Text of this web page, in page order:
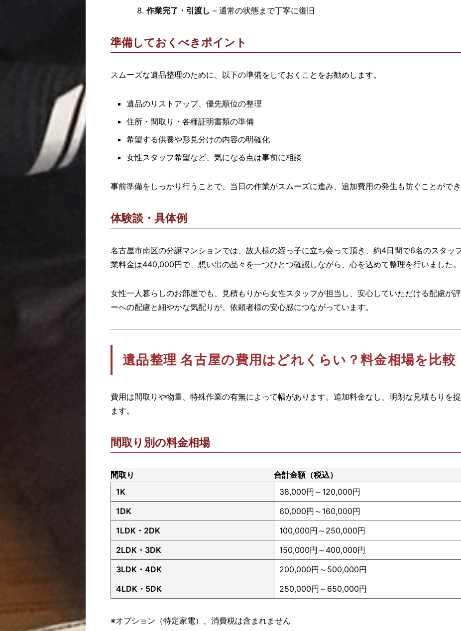
作業完了・引渡し – 通常の状態まで丁寧に復旧
準備しておくべきポイント
スムーズな遺品整理のために、以下の準備をしておくことをお勧めします。
遺品のリストアップ、優先順位の整理
住所・間取り・各種証明書類の準備
希望する供養や形見分けの内容の明確化
女性スタッフ希望など、気になる点は事前に相談
事前準備をしっかり行うことで、当日の作業がスムーズに進み、追加費用の発生も防ぐことができ
体験談・具体例
名古屋市南区の分譲マンションでは、故人様の姪っ子に立ち会って頂き、約4日間で6名のスタッ
業料金は440,000円で、想い出の品々を一つひとつ確認しながら、心を込めて整理を行いました。
女性一人暮らしのお部屋でも、見積もりから女性スタッフが担当し、安心していただける配慮が
ーへの配慮と細やかな気配りが、依頼者様の安心感につながっています。
遺品整理 名古屋の費用はどれくらい？料金相場を比較
費用は間取りや物量、特殊作業の有無によって幅があります。追加料金なし、明朗な見積もりを
ます。
間取り別の料金相場
間取り
合計金額（税込）
1K
38,000円～120,000円
1DK
60,000円～160,000円
1LDK・2DK
100,000円～250,000円
2LDK・3DK
150,000円～400,000円
3LDK・4DK
200,000円～500,000円
4LDK・5DK
250,000円～650,000円
※オプション（特定家電）、消費税は含まれません